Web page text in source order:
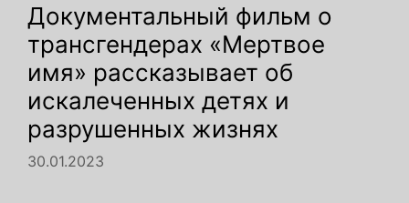
Документальный фильм о
трансгендерах «Мертвое
имя» рассказывает об
искалеченных детях и
разрушенных жизнях
30.01.2023